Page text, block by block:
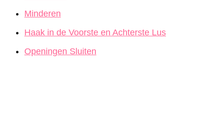
Minderen
Haak in de Voorste en Achterste Lus
Openingen Sluiten